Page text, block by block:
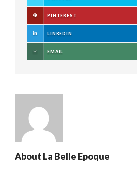
PINTEREST
LINKEDIN
EMAIL
About La Belle Epoque